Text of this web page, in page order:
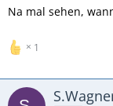
Na mal sehen,
1